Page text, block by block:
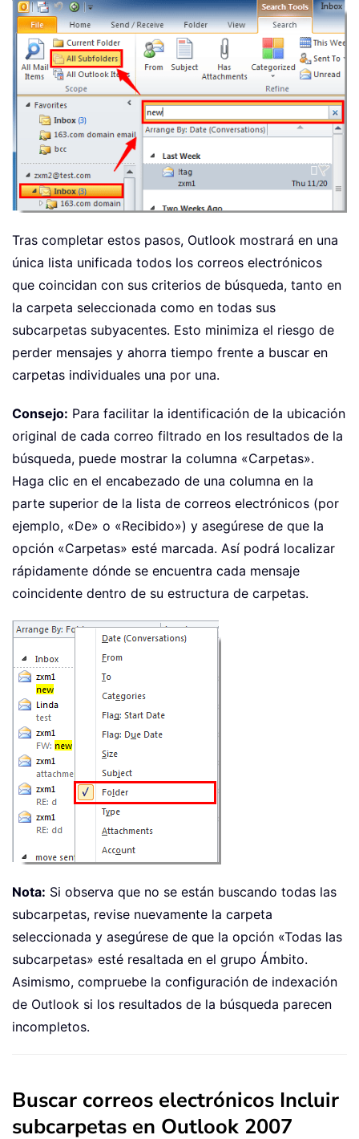
Tras completar estos pasos, Outlook mostrará en una
única lista unificada todos los correos electrónicos
que coincidan con sus criterios de búsqueda, tanto en
la carpeta seleccionada como en todas sus
subcarpetas subyacentes. Esto minimiza el riesgo de
perder mensajes y ahorra tiempo frente a buscar en
carpetas individuales una por una.
Consejo: Para facilitar la identificación de la ubicación
original de cada correo filtrado en los resultados de la
búsqueda, puede mostrar la columna «Carpetas».
Haga clic en el encabezado de una columna en la
parte superior de la lista de correos electrónicos (por
ejemplo, «De» o «Recibido») y asegúrese de que la
opción «Carpetas» esté marcada. Así podrá localizar
rápidamente dónde se encuentra cada mensaje
coincidente dentro de su estructura de carpetas.
Nota: Si observa que no se están buscando todas las
subcarpetas, revise nuevamente la carpeta
seleccionada y asegúrese de que la opción «Todas las
subcarpetas» esté resaltada en el grupo Ámbito.
Asimismo, compruebe la configuración de indexación
de Outlook si los resultados de la búsqueda parecen
incompletos.
Buscar correos electrónicos Incluir
subcarpetas en Outlook 2007